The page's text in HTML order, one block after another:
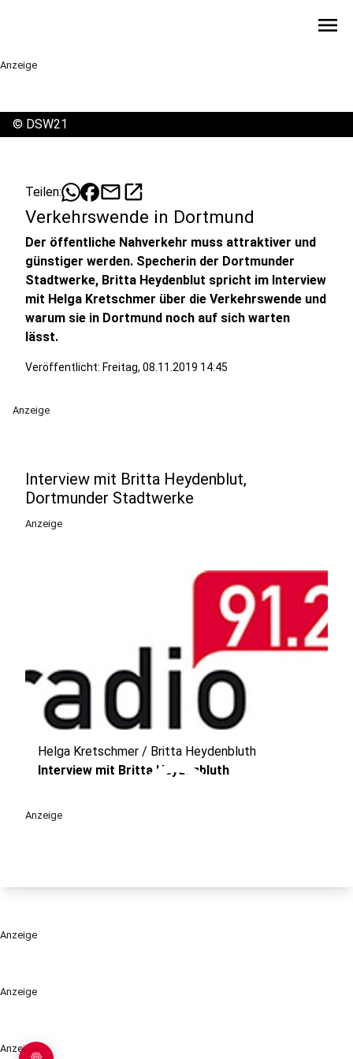
menu
Anzeige
Anzeige
Anzeige
© DSW21
Teilen: mailopen_in_new
Verkehrswende in Dortmund
Der öffentliche Nahverkehr muss attraktiver und
günstiger werden. Specherin der Dortmunder
Stadtwerke, Britta Heydenblut spricht im Interview
mit Helga Kretschmer über die Verkehrswende und
warum sie in Dortmund noch auf sich warten
lässt.
Veröffentlicht: Freitag, 08.11.2019 14:45
Anzeige
Interview mit Britta Heydenblut,
Dortmunder Stadtwerke
Anzeige
play_circle
Helga Kretschmer / Britta Heydenbluth
Interview mit Britta Heydenbluth
Anzeige
Anzeige